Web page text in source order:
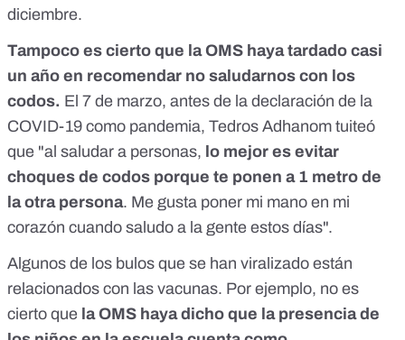
diciembre.
Tampoco es cierto que la OMS haya tardado casi
un año en recomendar no saludarnos con los
codos. El 7 de marzo, antes de la declaración de la
COVID-19 como pandemia, Tedros Adhanom tuiteó
que "al saludar a personas, lo mejor es evitar
choques de codos porque te ponen a 1 metro de
la otra persona. Me gusta poner mi mano en mi
corazón cuando saludo a la gente estos días".
Algunos de los bulos que se han viralizado están
relacionados con las vacunas. Por ejemplo, no es
cierto que la OMS haya dicho que la presencia de